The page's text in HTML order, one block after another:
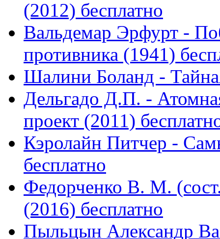
(2012) бесплатно
Вальдемар Эрфурт -
противника (1941)
Шалини Боланд -
Дельгадо Д.П. -
проект (2011)
Кэролайн Питчер -
бесплатно
Федорченко В. М.
(2016) бесплатно
Пыльцын Александр